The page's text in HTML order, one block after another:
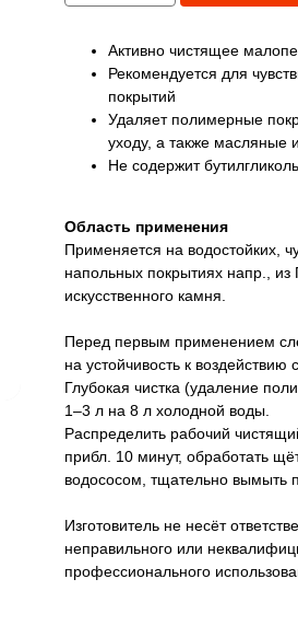
Активно чистящее
Рекомендуется для
покрытий
Удаляет полимерные
уходу, а также масляные
Не содержит бутилгликоль
Область применения
Применяется на водостойких,
напольных покрытиях напр.,
искусственного камня.
Перед первым применением
на устойчивость к воздействию
Глубокая чистка (удаление
1‒3 л на 8 л холодной воды.
Распределить рабочий
прибл. 10 минут, обработать
водососом, тщательно вымыть
Изготовитель не несёт
неправильного или
профессионального